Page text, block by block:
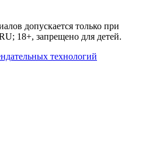
допускается только при
18+, запрещено для детей.
технологий